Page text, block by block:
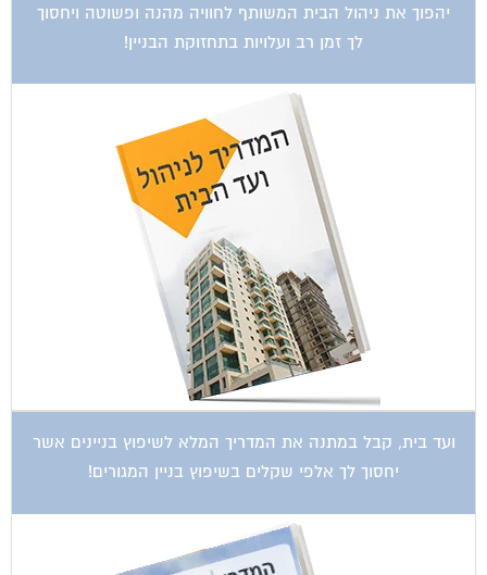
יהפוך את ניהול הבית המשותף לחוויה מהנה ופשוטה ויחסוך
לך זמן רב ועלויות בתחזוקת הבניין!
ועד בית, קבל במתנה את המדריך המלא לשיפוץ בניינים אשר
יחסוך לך אלפי שקלים בשיפוץ בניין המגורים!